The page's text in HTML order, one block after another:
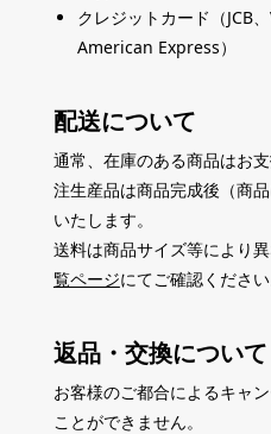
クレジットカード（JCB
American Express）
配送について
通常、在庫のある商品はお
注生産品は商品完成後（商
いたします。
送料は商品サイズ等により
覧ページにてご確認ください
返品・交換について
お客様のご都合によるキャ
ことができません。